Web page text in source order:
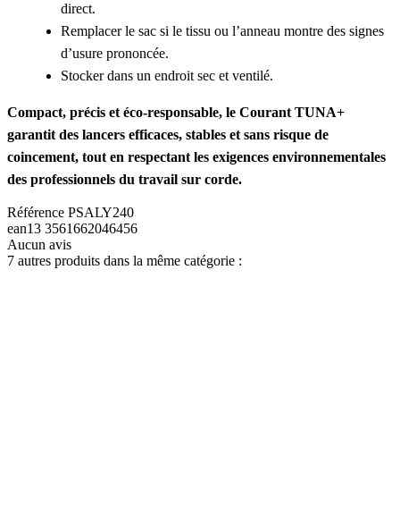
direct.
Remplacer le sac si le tissu ou l’anneau montre des signes
d’usure prononcée.
Stocker dans un endroit sec et ventilé.
Compact, précis et éco-responsable, le Courant TUNA+
garantit des lancers efficaces, stables et sans risque de
coincement, tout en respectant les exigences environnementales
des professionnels du travail sur corde.
Référence PSALY240
ean13 3561662046456
Aucun avis
7 autres produits dans la même catégorie :